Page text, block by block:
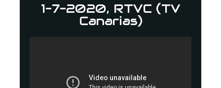
1-7-2020, RTVC (TV
Canarias)